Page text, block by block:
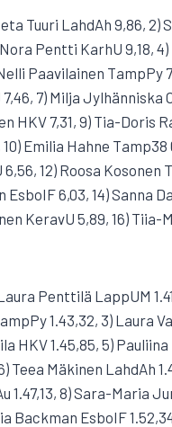
Tuuri LahdAh 9,86, 2)
Pentti KarhU 9,18,
Paavilainen TampPy
7) Milja Jylhänniska
HKV 7,31, 9) Tia-Doris
Emilia Hahne Tamp38
12) Roosa Kosonen
6,03, 14) Sanna
KeravU 5,89, 16) Tiia-
Penttilä LappUM
1.43,32, 3) Laura
HKV 1.45,85, 5)
Teea Mäkinen LahdAh
1.47,13, 8) Sara-Maria
Backman EsboIF